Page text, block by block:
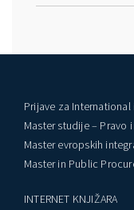
Prijave za International
Master studije – Pravo
Master evropskih
Master in Public
INTERNET KNJIŽARA